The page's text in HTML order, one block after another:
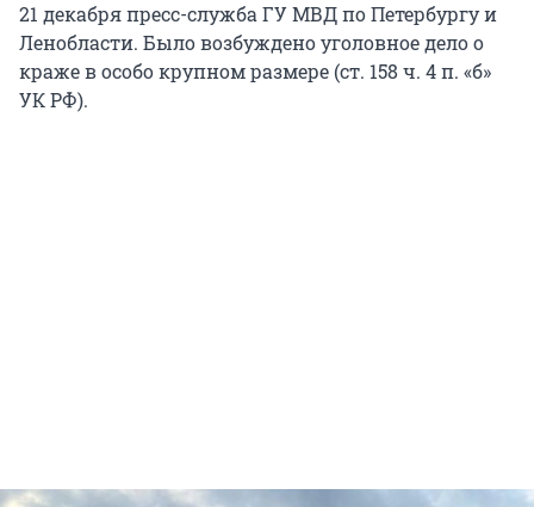
21 декабря пресс-служба ГУ МВД по Петербургу и
Ленобласти. Было возбуждено уголовное дело о
краже в особо крупном размере (ст. 158 ч. 4 п. «б»
УК РФ).